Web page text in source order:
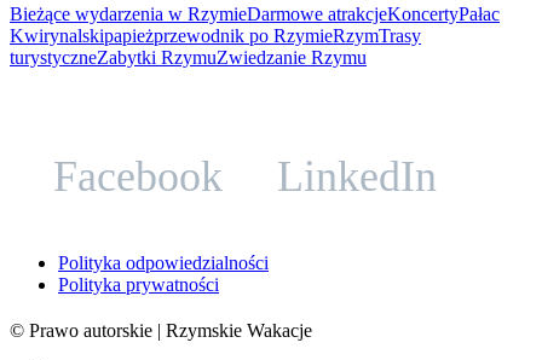
Bieżące wydarzenia w RzymieDarmowe atrakcjeKoncertyPałac
Kwirynalskipapieżprzewodnik po RzymieRzymTrasy
turystyczneZabytki RzymuZwiedzanie Rzymu
Facebook LinkedIn
Polityka odpowiedzialności
Polityka prywatności
© Prawo autorskie | Rzymskie Wakacje